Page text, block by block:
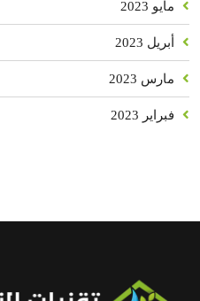
مايو 2023
أبريل 2023
مارس 2023
فبراير 2023